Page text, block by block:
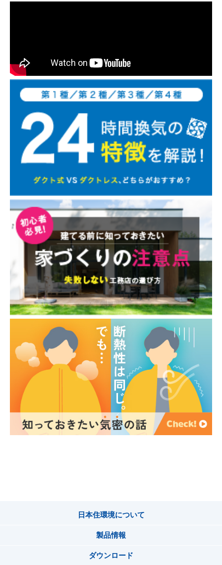
日本住環境について
製品情報
ダウンロード